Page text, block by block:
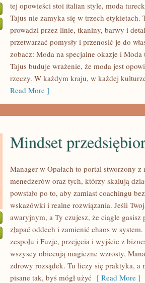
tej opowieści stoi italian style, moda
Tajus nie zamyka się w trzech
prowadzi przez linie, tkaniny, barwy i
przetwarzać pomysły i przenosić je do
zobacz: Moda na specjalne okazje i
Tajus buduje wrażenie, że moda jest
rzeczy. W każdym kraju, w każdej
Read More ]
Mindset
Manager w Opałach to portal stworzony
menedżerów oraz tych, którzy skalują
powstało po to, aby zamiast coachingu
wskazówki i realne rozwiązania. Jeśli
awaryjnym, a Ty czujesz, że ciągle
złapać oddech i zamienić chaos w
zespołu i Fuzje, przejęcia i wyjście z
wszyscy obiecują magiczne wzrosty,
zdrowy rozsądek. Tu liczy się praktyka, a
pisane tak, byś mógł użyć [ Read More ]